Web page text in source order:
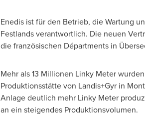
Enedis ist für den Betrieb, die Wartung
Festlands verantwortlich. Die neuen
die französischen Départments in
Mehr als 13 Millionen Linky Meter
Produktionsstätte von Landis+Gyr in
Anlage deutlich mehr Linky Meter
an ein steigendes Produktionsvolumen.